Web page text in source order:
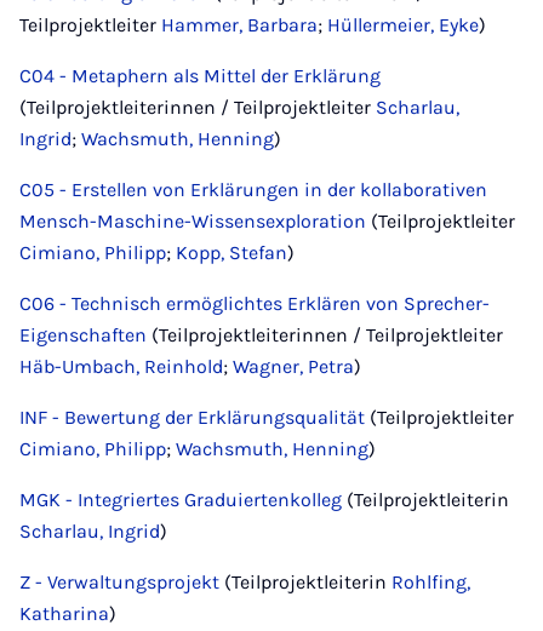
Teilprojektleiter Hammer, Barbara; Hüllermeier, Eyke)
C04 - Metaphern als Mittel der Erklärung
(Teilprojektleiterinnen / Teilprojektleiter Scharlau,
Ingrid; Wachsmuth, Henning)
C05 - Erstellen von Erklärungen in der kollaborativen
Mensch-Maschine-Wissensexploration (Teilprojektleiter
Cimiano, Philipp; Kopp, Stefan)
C06 - Technisch ermöglichtes Erklären von Sprecher-
Eigenschaften (Teilprojektleiterinnen / Teilprojektleiter
Häb-Umbach, Reinhold; Wagner, Petra)
INF - Bewertung der Erklärungsqualität (Teilprojektleiter
Cimiano, Philipp; Wachsmuth, Henning)
MGK - Integriertes Graduiertenkolleg (Teilprojektleiterin
Scharlau, Ingrid)
Z - Verwaltungsprojekt (Teilprojektleiterin Rohlfing,
Katharina)